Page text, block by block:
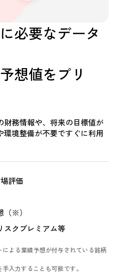
必要なデータ
想値をプリ
務情報や、将来の目標値が
境整備が不要ですぐに利用
評価
（※）
スクプレミアム等
よる業績予想が付与されている銘柄
入力することも可能です。